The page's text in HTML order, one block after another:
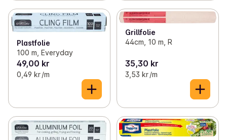
Plastfolie
100 m, Everyday
49,00 kr
0,49 kr /m
Grillfolie
44cm, 10 m, R
35,30 kr
3,53 kr /m